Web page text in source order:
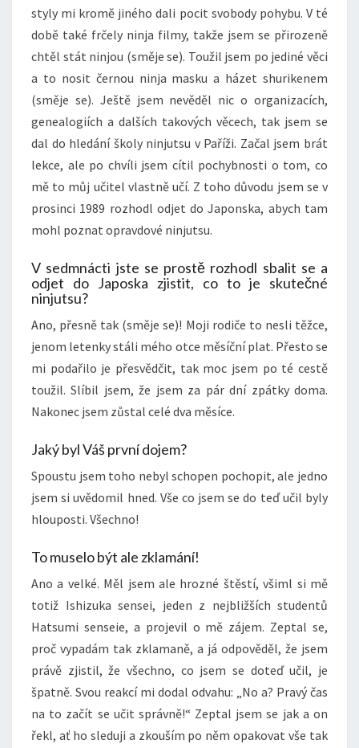
styly mi kromě jiného dali pocit svobody pohybu. V té
době také frčely ninja filmy, takže jsem se přirozeně
chtěl stát ninjou (směje se). Toužil jsem po jediné věci
a to nosit černou ninja masku a házet shurikenem
(směje se). Ještě jsem nevěděl nic o organizacích,
genealogiích a dalších takových věcech, tak jsem se
dal do hledání školy ninjutsu v Paříži. Začal jsem brát
lekce, ale po chvíli jsem cítil pochybnosti o tom, co
mě to můj učitel vlastně učí. Z toho důvodu jsem se v
prosinci 1989 rozhodl odjet do Japonska, abych tam
mohl poznat opravdové ninjutsu.
V sedmnácti jste se prostě rozhodl sbalit se a
odjet do Japoska zjistit, co to je skutečné
ninjutsu?
Ano, přesně tak (směje se)! Moji rodiče to nesli těžce,
jenom letenky stáli mého otce měsíční plat. Přesto se
mi podařilo je přesvědčit, tak moc jsem po té cestě
toužil. Slíbil jsem, že jsem za pár dní zpátky doma.
Nakonec jsem zůstal celé dva měsíce.
Jaký byl Váš první dojem?
Spoustu jsem toho nebyl schopen pochopit, ale jedno
jsem si uvědomil hned. Vše co jsem se do teď učil byly
hlouposti. Všechno!
To muselo být ale zklamání!
Ano a velké. Měl jsem ale hrozné štěstí, všiml si mě
totiž Ishizuka sensei, jeden z nejbližších studentů
Hatsumi senseie, a projevil o mě zájem. Zeptal se,
proč vypadám tak zklamaně, a já odpověděl, že jsem
právě zjistil, že všechno, co jsem se doteď učil, je
špatně. Svou reakcí mi dodal odvahu: „No a? Pravý čas
na to začít se učit správně!“ Zeptal jsem se jak a on
řekl, ať ho sleduji a zkouším po něm opakovat vše tak